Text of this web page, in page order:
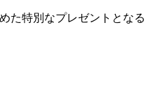
た特別なプレゼントとなる